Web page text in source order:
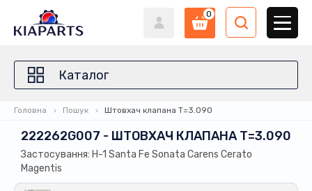
0
Каталог
Головна Пошук Штовхач клапана T=3.090
222262G007 - ШТОВХАЧ КЛАПАНА T=3.090
Застосування: H-1 Santa Fe Sonata Carens Cerato
Magentis